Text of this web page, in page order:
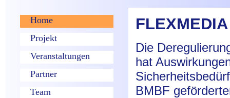
Home
Projekt
Veranstaltungen
Partner
Team